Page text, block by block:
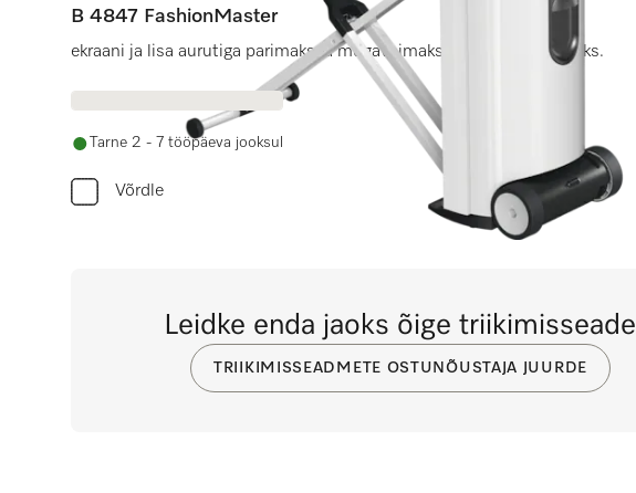
B 4847 FashionMaster
ekraani ja lisa aurutiga parimaks ja mugavaimaks triikimistulemuseks.
Tarne 2 - 7 tööpäeva jooksul
Võrdle
Leidke enda jaoks õige triikimisseade
TRIIKIMISSEADMETE OSTUNÕUSTAJA JUURDE